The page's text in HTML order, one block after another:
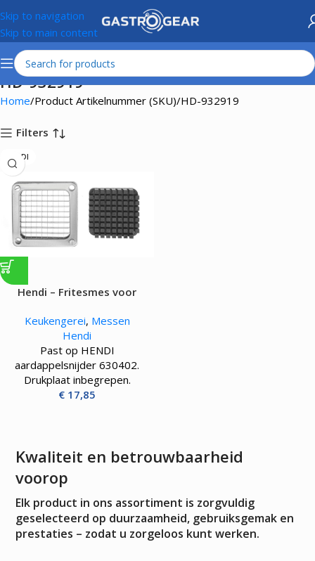
Skip to navigation
Skip to main content
HD-932919
Home Product Artikelnummer (SKU) HD-932919
Filters
HENDI
Hendi – Fritesmes voor
Keukengerei, Messen
Hendi
Past op HENDI
aardappelsnijder 630402.
Drukplaat inbegrepen.
€ 17,85
Kwaliteit en betrouwbaarheid
voorop
Elk product in ons assortiment is zorgvuldig
geselecteerd op duurzaamheid, gebruiksgemak en
prestaties – zodat u zorgeloos kunt werken.